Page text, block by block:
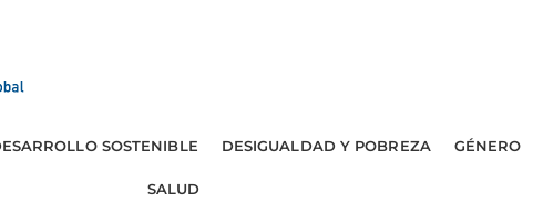
SOSTENIBLE DESIGUALDAD Y POBREZA GÉNERO
SALUD